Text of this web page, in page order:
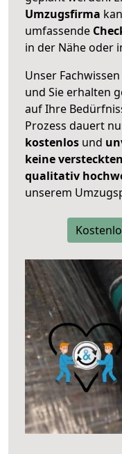
Umzugsfirma
umfassende
in der Nähe oder
Unser
und Sie erhalten
auf Ihre
Prozess dauert
kostenlos und
keine
qualitativ
unserem